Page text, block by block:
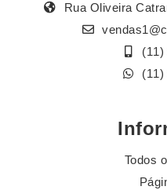
Rua Oliveira
(11)
(11)
Todos